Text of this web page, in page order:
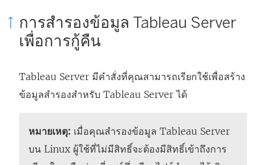
การสำรองข้อมูล Tableau Server
เพื่อการกู้คืน
Tableau Server มีคำสั่งที่คุณสามารถเรียกใช้เพื่อสร้าง
ข้อมูลสำรองสำหรับ Tableau Server ได้
หมายเหตุ: เมื่อคุณสำรองข้อมูล Tableau Server
บน Linux ผู้ใช้ที่ไม่มีสิทธิ์จะต้องมีสิทธิ์เข้าถึงการ